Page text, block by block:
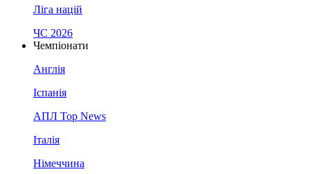
Ліга націй
ЧС 2026
Чемпіонати
Англія
Іспанія
АПЛ Top News
Італія
Німеччина